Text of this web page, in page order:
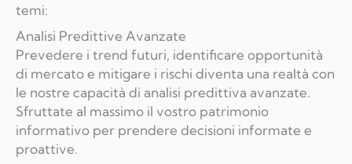
temi:
Analisi Predittive Avanzate
Prevedere i trend futuri, identificare opportunità
di mercato e mitigare i rischi diventa una realtà con
le nostre capacità di analisi predittiva avanzate.
Sfruttate al massimo il vostro patrimonio
informativo per prendere decisioni informate e
proattive.